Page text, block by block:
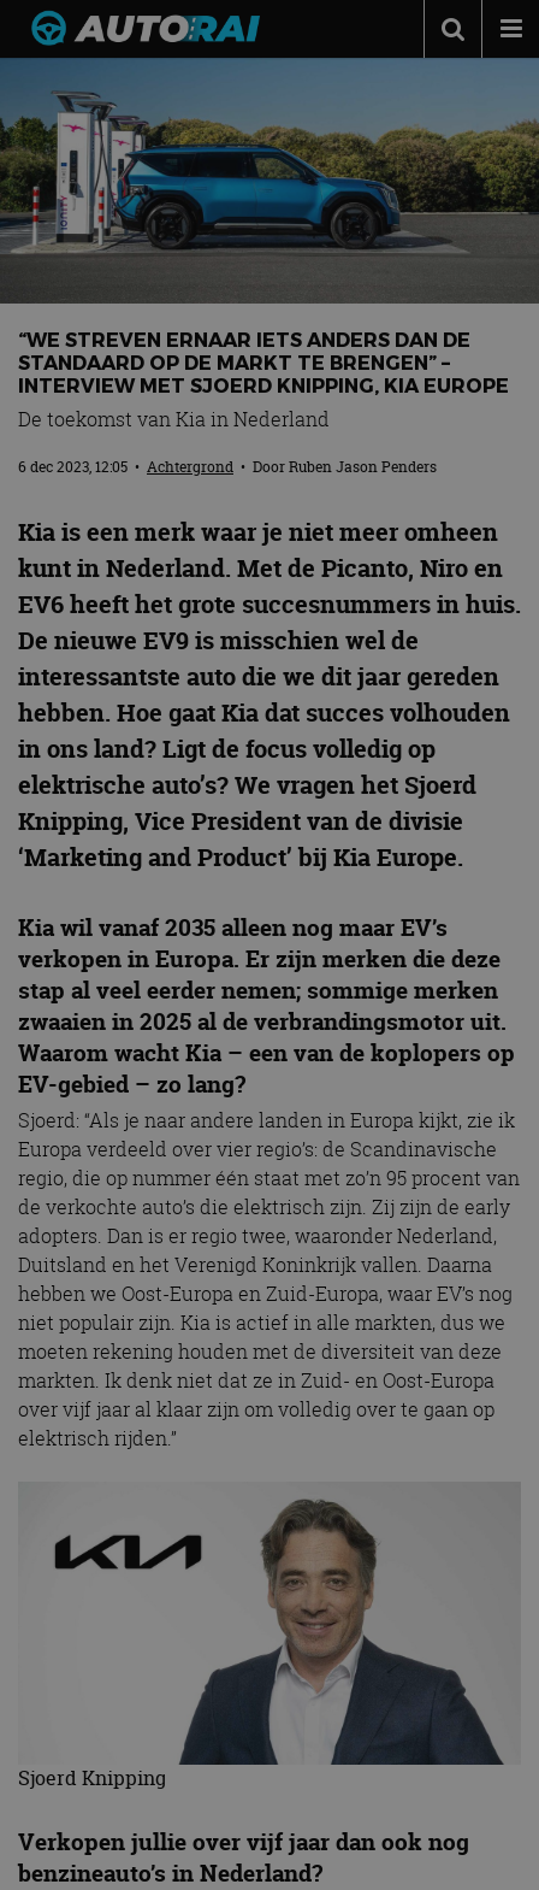
Podcast
Autotests
Automerken
Contact
MotorRAI.nl
“WE STREVEN ERNAAR IETS ANDERS DAN DE
STANDAARD OP DE MARKT TE BRENGEN” –
INTERVIEW MET SJOERD KNIPPING, KIA EUROPE
De toekomst van Kia in Nederland
6 dec 2023, 12:05 • Achtergrond • DoorRuben Jason Penders
Kia is een merk waar je niet meer omheen
kunt in Nederland. Met de Picanto, Niro en
EV6 heeft het grote succesnummers in huis.
De nieuwe EV9 is misschien wel de
interessantste auto die we dit jaar gereden
hebben. Hoe gaat Kia dat succes volhouden
in ons land? Ligt de focus volledig op
elektrische auto’s? We vragen het Sjoerd
Knipping, Vice President van de divisie
‘Marketing and Product’ bij Kia Europe.
Kia wil vanaf 2035 alleen nog maar EV’s
verkopen in Europa. Er zijn merken die deze
stap al veel eerder nemen; sommige merken
zwaaien in 2025 al de verbrandingsmotor uit.
Waarom wacht Kia – een van de koplopers op
EV-gebied – zo lang?
Sjoerd: “Als je naar andere landen in Europa kijkt, zie ik
Europa verdeeld over vier regio’s: de Scandinavische
regio, die op nummer één staat met zo’n 95 procent van
de verkochte auto’s die elektrisch zijn. Zij zijn de early
adopters. Dan is er regio twee, waaronder Nederland,
Duitsland en het Verenigd Koninkrijk vallen. Daarna
hebben we Oost-Europa en Zuid-Europa, waar EV’s nog
niet populair zijn. Kia is actief in alle markten, dus we
moeten rekening houden met de diversiteit van deze
markten. Ik denk niet dat ze in Zuid- en Oost-Europa
over vijf jaar al klaar zijn om volledig over te gaan op
elektrisch rijden.”
Sjoerd Knipping
Verkopen jullie over vijf jaar dan ook nog
benzineauto’s in Nederland?